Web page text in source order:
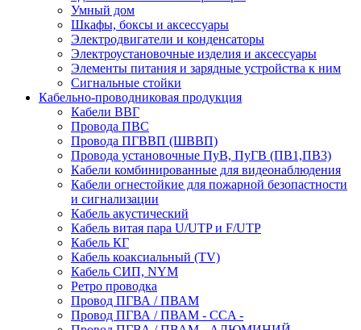
Умный дом
Шкафы, боксы и аксессуары
Электродвигатели и конденсаторы
Электроустановочные изделия и аксессуары
Элементы питания и зарядные устройства к ним
Сигнальные стойки
Кабельно-проводниковая продукция
Кабели ВВГ
Провода ПВС
Провода ПГВВП (ШВВП)
Провода установочные ПуВ, ПуГВ (ПВ1,ПВ3)
Кабели комбинированные для видеонаблюдения
Кабели огнестойкие для пожарной безопастности
и сигнализации
Кабель акустический
Кабель витая пара U/UTP и F/UTP
Кабель КГ
Кабель коаксиальный (TV)
Кабель СИП, NYM
Ретро проводка
Провод ПГВА / ПВАМ
Провод ПГВА / ПВАМ - CCA -